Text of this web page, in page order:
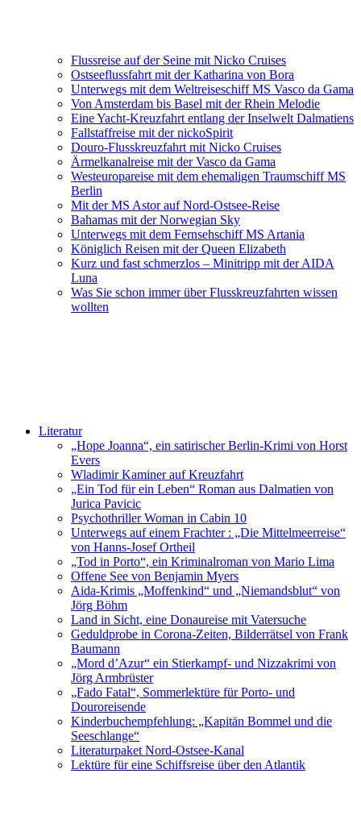
Flussreise auf der Seine mit Nicko Cruises
Ostseeflussfahrt mit der Katharina von Bora
Unterwegs mit dem Weltreiseschiff MS Vasco da Gama
Von Amsterdam bis Basel mit der Rhein Melodie
Eine Yacht-Kreuzfahrt entlang der Inselwelt Dalmatiens
Fallstaffreise mit der nickoSpirit
Douro-Flusskreuzfahrt mit Nicko Cruises
Ärmelkanalreise mit der Vasco da Gama
Westeuropareise mit dem ehemaligen Traumschiff MS
Berlin
Mit der MS Astor auf Nord-Ostsee-Reise
Bahamas mit der Norwegian Sky
Unterwegs mit dem Fernsehschiff MS Artania
Königlich Reisen mit der Queen Elizabeth
Kurz und fast schmerzlos – Minitripp mit der AIDA
Luna
Was Sie schon immer über Flusskreuzfahrten wissen
wollten
Literatur
„Hope Joanna“, ein satirischer Berlin-Krimi von Horst
Evers
Wladimir Kaminer auf Kreuzfahrt
„Ein Tod für ein Leben“ Roman aus Dalmatien von
Jurica Pavicic
Psychothriller Woman in Cabin 10
Unterwegs auf einem Frachter : „Die Mittelmeerreise“
von Hanns-Josef Ortheil
„Tod in Porto“, ein Kriminalroman von Mario Lima
Offene See von Benjamin Myers
Aida-Krimis „Moffenkind“ und „Niemandsblut“ von
Jörg Böhm
Land in Sicht, eine Donaureise mit Vatersuche
Geduldprobe in Corona-Zeiten, Bilderrätsel von Frank
Baumann
„Mord d’Azur“ ein Stierkampf- und Nizzakrimi von
Jörg Armbrüster
„Fado Fatal“, Sommerlektüre für Porto- und
Douroreisende
Kinderbuchempfehlung: „Kapitän Bommel und die
Seeschlange“
Literaturpaket Nord-Ostsee-Kanal
Lektüre für eine Schiffsreise über den Atlantik